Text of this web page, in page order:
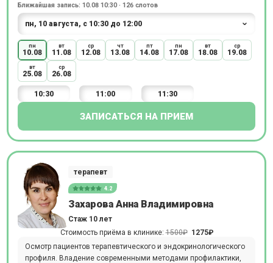
Ближайшая запись: 10.08 10:30 · 126 слотов
пн
10.08
вт
11.08
ср
12.08
чт
13.08
пт
14.08
пн
17.08
вт
18.08
ср
19.08
вт
25.08
ср
26.08
10:30 11:00 11:30
ЗАПИСАТЬСЯ НА ПРИЕМ
терапевт
4.2
Захарова Анна Владимировна
Стаж 10 лет
Стоимость приёма в клинике:1500₽ 1275₽
Осмотр пациентов терапевтического и эндокринологического
профиля. Владение современными методами профилактики,